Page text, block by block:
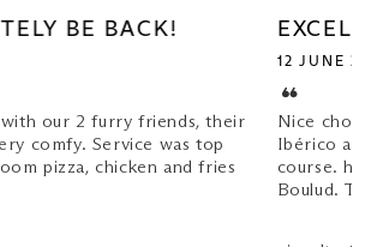
BE BACK!
our 2 furry friends, their
comfy. Service was top
pizza, chicken and fries
12 JUNE
Nice
Ibérico
course.
Boulud.